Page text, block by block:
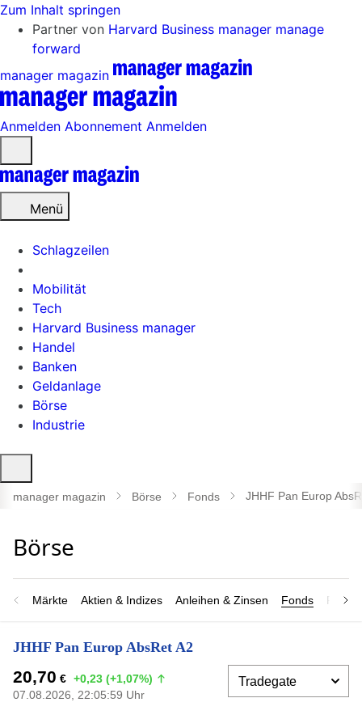
Zum Inhalt springen
Partner von Harvard Business manager manage
forward
manager magazin
Anmelden Abonnement Anmelden
öffnen
Menü
Schlagzeilen
Mobilität
Tech
Harvard Business manager
Handel
Banken
Geldanlage
Börse
Industrie
öffnen
manager magazin Börse Fonds JHHF Pan Europ
Märkte Aktien & Indizes Anleihen & Zinsen Fonds
JHHF Pan Europ AbsRet A2
20,70 € +0,23 (+1,07%)
07.08.2026, 22:05:59 Uhr